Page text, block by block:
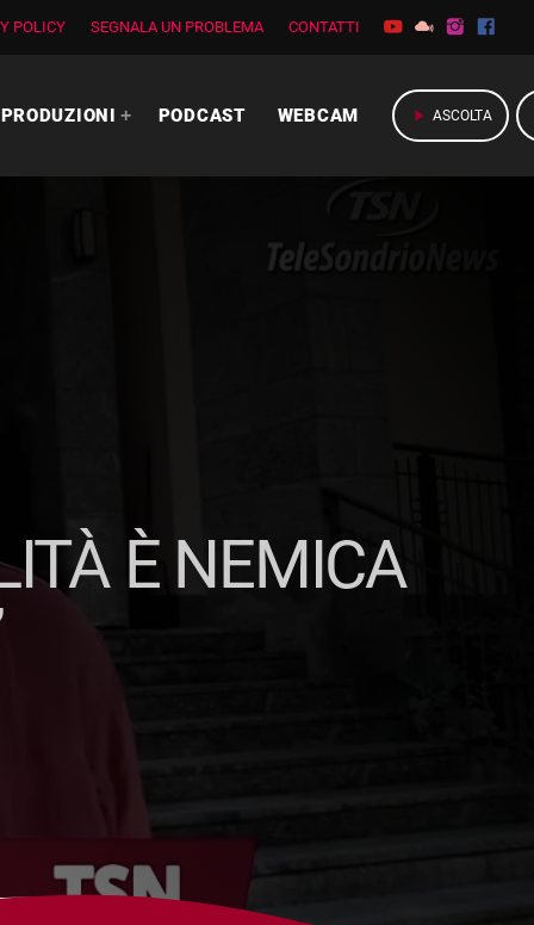
POLICY SEGNALA UN PROBLEMA CONTATTI
PRODUZIONI PODCAST WEBCAM play_arrow ASCOLTA
È NEMICA